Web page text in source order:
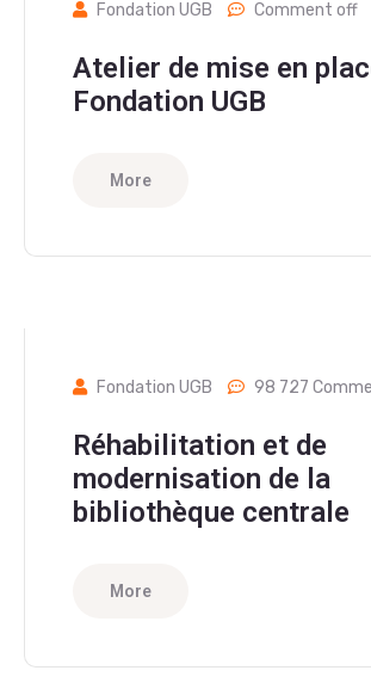
Fondation UGB Comment off
Atelier de mise en
Fondation UGB
More
Fondation UGB 98 727
Réhabilitation et de
modernisation de la
bibliothèque centrale
More